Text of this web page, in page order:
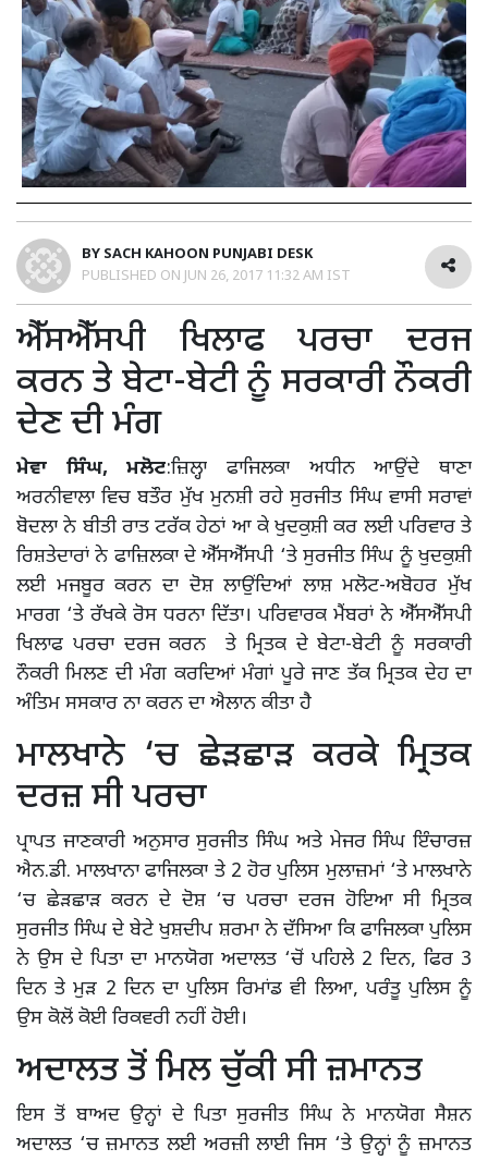
BY SACH KAHOON PUNJABI DESK
PUBLISHED ON JUN 26, 2017 11:32 AM IST
ਐੱਸਐੱਸਪੀ ਖਿਲਾਫ ਪਰਚਾ ਦਰਜ
ਕਰਨ ਤੇ ਬੇਟਾ-ਬੇਟੀ ਨੂੰ ਸਰਕਾਰੀ ਨੌਕਰੀ
ਦੇਣ ਦੀ ਮੰਗ
ਮੇਵਾ ਸਿੰਘ, ਮਲੋਟ:ਜ਼ਿਲ੍ਹਾ ਫਾਜਿਲਕਾ ਅਧੀਨ ਆਉਂਦੇ ਥਾਣਾ
ਅਰਨੀਵਾਲਾ ਵਿਚ ਬਤੌਰ ਮੁੱਖ ਮੁਨਸ਼ੀ ਰਹੇ ਸੁਰਜੀਤ ਸਿੰਘ ਵਾਸੀ ਸਰਾਵਾਂ
ਬੋਦਲਾ ਨੇ ਬੀਤੀ ਰਾਤ ਟਰੱਕ ਹੇਠਾਂ ਆ ਕੇ ਖੁਦਕੁਸ਼ੀ ਕਰ ਲਈ ਪਰਿਵਾਰ ਤੇ
ਰਿਸ਼ਤੇਦਾਰਾਂ ਨੇ ਫਾਜ਼ਿਲਕਾ ਦੇ ਐੱਸਐੱਸਪੀ ‘ਤੇ ਸੁਰਜੀਤ ਸਿੰਘ ਨੂੰ ਖੁਦਕੁਸ਼ੀ
ਲਈ ਮਜਬੂਰ ਕਰਨ ਦਾ ਦੋਸ਼ ਲਾਉਂਦਿਆਂ ਲਾਸ਼ ਮਲੋਟ-ਅਬੋਹਰ ਮੁੱਖ
ਮਾਰਗ ‘ਤੇ ਰੱਖਕੇ ਰੋਸ ਧਰਨਾ ਦਿੱਤਾ। ਪਰਿਵਾਰਕ ਮੈਂਬਰਾਂ ਨੇ ਐੱਸਐੱਸਪੀ
ਖਿਲਾਫ ਪਰਚਾ ਦਰਜ ਕਰਨ ਤੇ ਮ੍ਰਿਤਕ ਦੇ ਬੇਟਾ-ਬੇਟੀ ਨੂੰ ਸਰਕਾਰੀ
ਨੌਕਰੀ ਮਿਲਣ ਦੀ ਮੰਗ ਕਰਦਿਆਂ ਮੰਗਾਂ ਪੂਰੇ ਜਾਣ ਤੱਕ ਮ੍ਰਿਤਕ ਦੇਹ ਦਾ
ਅੰਤਿਮ ਸਸਕਾਰ ਨਾ ਕਰਨ ਦਾ ਐਲਾਨ ਕੀਤਾ ਹੈ
ਮਾਲਖਾਨੇ ‘ਚ ਛੇੜਛਾੜ ਕਰਕੇ ਮ੍ਰਿਤਕ
ਦਰਜ਼ ਸੀ ਪਰਚਾ
ਪ੍ਰਾਪਤ ਜਾਣਕਾਰੀ ਅਨੁਸਾਰ ਸੁਰਜੀਤ ਸਿੰਘ ਅਤੇ ਮੇਜਰ ਸਿੰਘ ਇੰਚਾਰਜ਼
ਐਨ.ਡੀ. ਮਾਲਖਾਨਾ ਫਾਜਿਲਕਾ ਤੇ 2 ਹੋਰ ਪੁਲਿਸ ਮੁਲਾਜ਼ਮਾਂ ‘ਤੇ ਮਾਲਖਾਨੇ
‘ਚ ਛੇੜਛਾੜ ਕਰਨ ਦੇ ਦੋਸ਼ ‘ਚ ਪਰਚਾ ਦਰਜ ਹੋਇਆ ਸੀ ਮ੍ਰਿਤਕ
ਸੁਰਜੀਤ ਸਿੰਘ ਦੇ ਬੇਟੇ ਖੁਸ਼ਦੀਪ ਸ਼ਰਮਾ ਨੇ ਦੱਸਿਆ ਕਿ ਫਾਜਿਲਕਾ ਪੁਲਿਸ
ਨੇ ਉਸ ਦੇ ਪਿਤਾ ਦਾ ਮਾਨਯੋਗ ਅਦਾਲਤ ‘ਚੋਂ ਪਹਿਲੇ 2 ਦਿਨ, ਫਿਰ 3
ਦਿਨ ਤੇ ਮੁੜ 2 ਦਿਨ ਦਾ ਪੁਲਿਸ ਰਿਮਾਂਡ ਵੀ ਲਿਆ, ਪਰੰਤੂ ਪੁਲਿਸ ਨੂੰ
ਉਸ ਕੋਲੋਂ ਕੋਈ ਰਿਕਵਰੀ ਨਹੀਂ ਹੋਈ।
ਅਦਾਲਤ ਤੋਂ ਮਿਲ ਚੁੱਕੀ ਸੀ ਜ਼ਮਾਨਤ
ਇਸ ਤੋਂ ਬਾਅਦ ਉਨ੍ਹਾਂ ਦੇ ਪਿਤਾ ਸੁਰਜੀਤ ਸਿੰਘ ਨੇ ਮਾਨਯੋਗ ਸੈਸ਼ਨ
ਅਦਾਲਤ ‘ਚ ਜ਼ਮਾਨਤ ਲਈ ਅਰਜ਼ੀ ਲਾਈ ਜਿਸ ‘ਤੇ ਉਨ੍ਹਾਂ ਨੂੰ ਜ਼ਮਾਨਤ